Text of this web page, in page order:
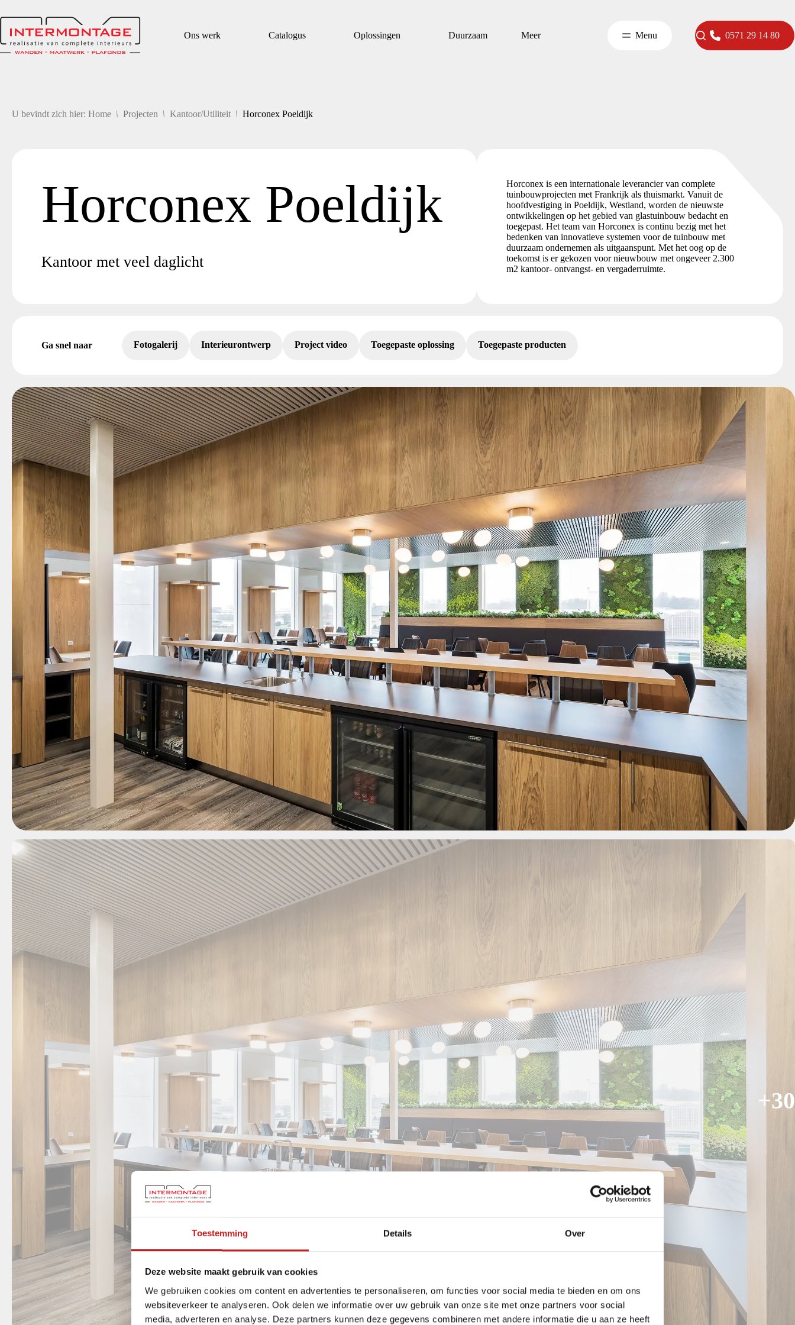
Toestemming Details Over
Deze website maakt gebruik van cookies
We gebruiken cookies om content en advertenties te personaliseren, om functies voor social media te bieden en om ons
websiteverkeer te analyseren. Ook delen we informatie over uw gebruik van onze site met onze partners voor social
media, adverteren en analyse. Deze partners kunnen deze gegevens combineren met andere informatie die u aan ze heeft
naar
inhoud
Ons werk Catalogus Oplossingen Duurzaam Meer Menu 0571 29 14 80
U bevindt zich hier: Home / Projecten / Kantoor/Utiliteit / Horconex Poeldijk
Horconex Poeldijk
Kantoor met veel daglicht
Horconex is een internationale leverancier van complete
tuinbouwprojecten met Frankrijk als thuismarkt. Vanuit de
hoofdvestiging in Poeldijk, Westland, worden de nieuwste
ontwikkelingen op het gebied van glastuinbouw bedacht en
toegepast. Het team van Horconex is continu bezig met het
bedenken van innovatieve systemen voor de tuinbouw met
duurzaam ondernemen als uitgaanspunt. Met het oog op de
toekomst is er gekozen voor nieuwbouw met ongeveer 2.300
m2 kantoor- ontvangst- en vergaderruimte.
Ga snel naar Fotogalerij Interieurontwerp Project video Toegepaste oplossing Toegepaste producten
+30